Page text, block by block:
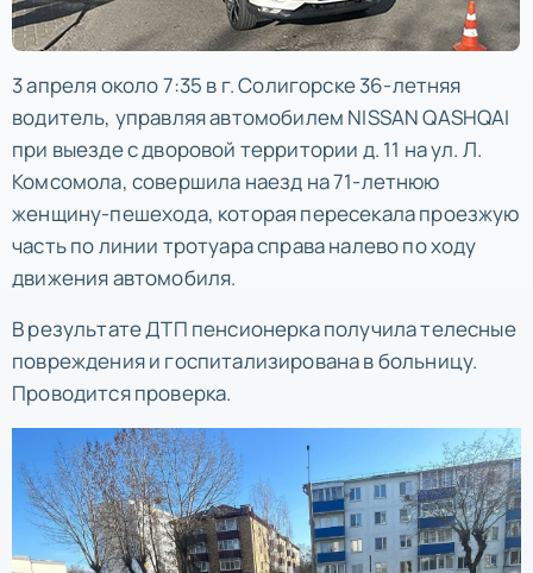
3 апреля около 7:35 в г. Солигорске 36-летняя
водитель, управляя автомобилем NISSAN QASHQAI
при выезде с дворовой территории д. 11 на ул. Л.
Комсомола, совершила наезд на 71-летнюю
женщину-пешехода, которая пересекала проезжую
часть по линии тротуара справа налево по ходу
движения автомобиля.
В результате ДТП пенсионерка получила телесные
повреждения и госпитализирована в больницу.
Проводится проверка.